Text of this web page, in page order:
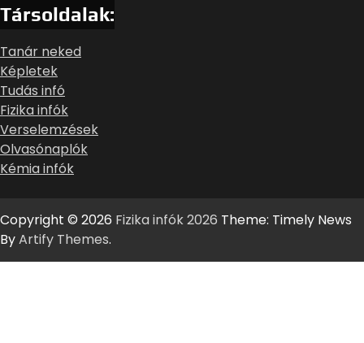
Társoldalak:
Tanár neked
Képletek
Tudás infó
Fizika infók
Verselemzések
Olvasónaplók
Kémia infók
Copyright © 2026 Fizika infók 2026 Theme: Timely News
ByArtify Themes.